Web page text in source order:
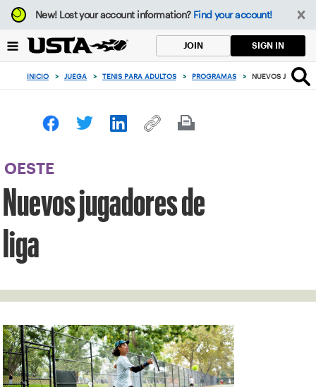
Enfoque
desde
botón
volver
principio
New!Lost your account information? Find your account!
JOIN SIGN IN
INICIO > JUEGA > TENIS PARA ADULTOS > PROGRAMAS > NUEVOS
OESTE
Nuevos jugadores de
liga